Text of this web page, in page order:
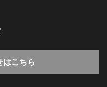
はこちら